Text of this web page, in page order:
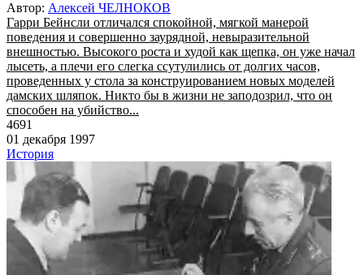
Автор: Алексей ЧЕЛНОКОВ
Гарри Бейнсли отличался спокойной, мягкой манерой
поведения и совершенно заурядной, невыразительной
внешностью. Высокого роста и худой как щепка, он уже начал
лысеть, а плечи его слегка ссутулились от долгих часов,
проведенных у стола за конструированием новых моделей
дамских шляпок. Никто бы в жизни не заподозрил, что он
способен на убийство...
4691
01 декабря 1997
История